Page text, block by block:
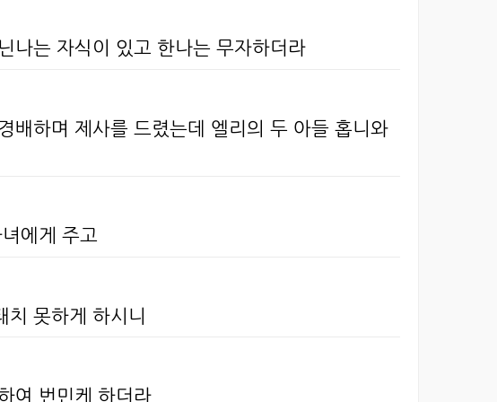
나는 자식이 있고 한나는 무자하더라
배하며 제사를 드렸는데 엘리의 두 아들 홉니와
에게 주고
못하게 하시니
여 번민케 하더라